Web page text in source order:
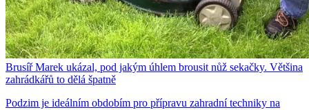
Brusíř Marek ukázal, pod jakým úhlem brousit nůž sekačky. Většina
zahrádkářů to dělá špatně
Podzim je ideálním obdobím pro přípravu zahradní techniky na